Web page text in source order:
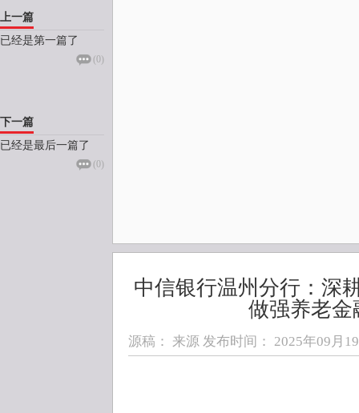
上一篇
已经是第一篇了
(0)
下一篇
已经是最后一篇了
(0)
中信银行温州分行：深
做强养老
源稿： 来源 发布时间： 2025年09月